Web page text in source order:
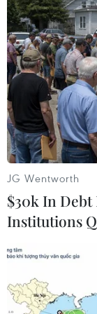
#Luật Dạy nghề
JG Wentworth
$30k In Debt
Institutions